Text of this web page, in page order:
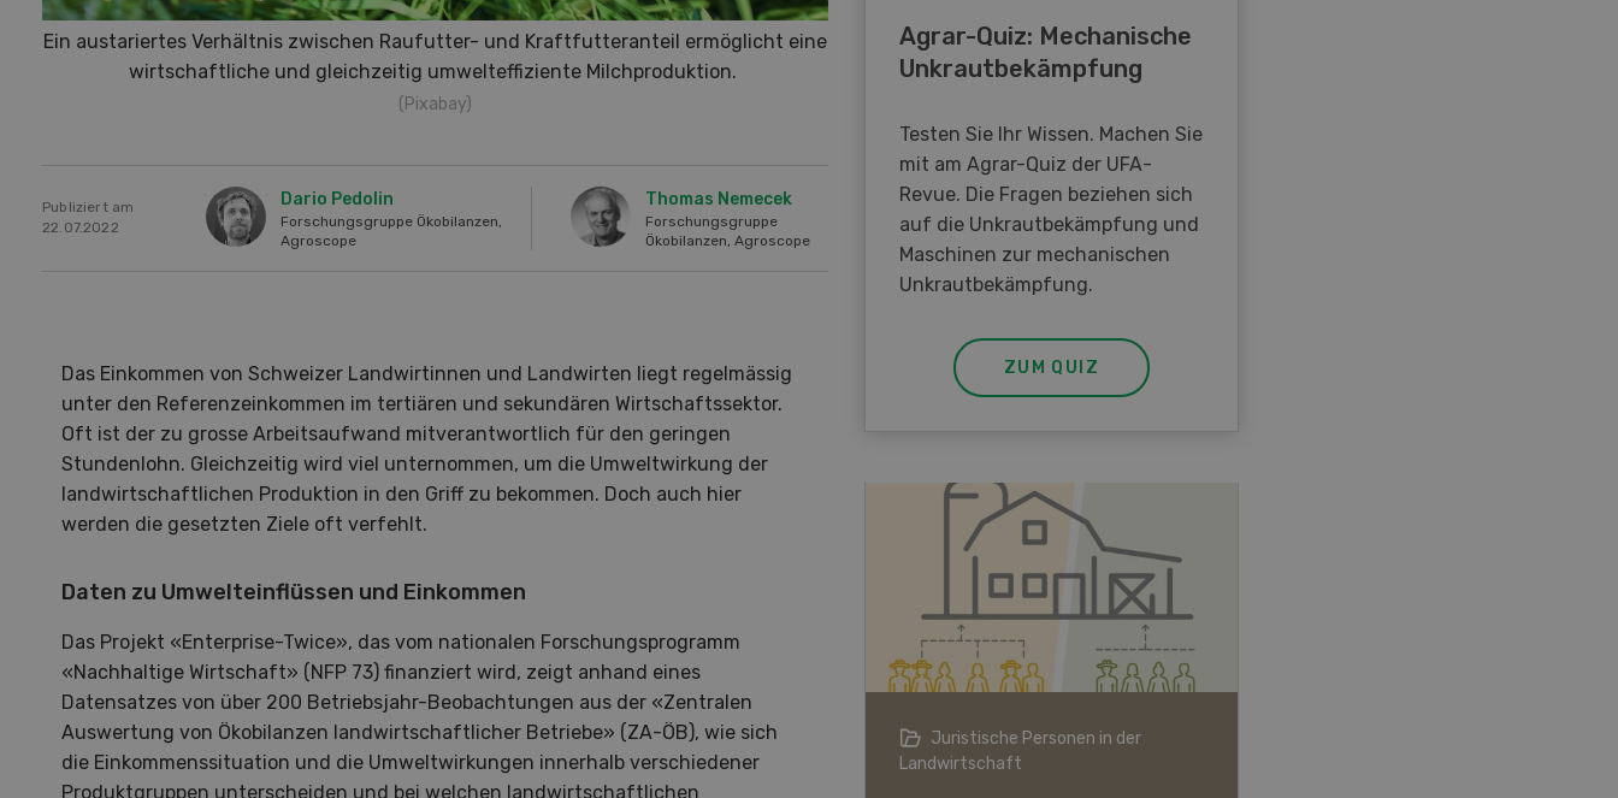
Ein austariertes Verhältnis zwischen Raufutter- und Kraftfutteranteil ermöglicht eine
wirtschaftliche und gleichzeitig umwelteffiziente Milchproduktion.
(Pixabay)
Publiziert am
22.07.2022
Dario Pedolin
Forschungsgruppe Ökobilanzen,
Agroscope
Thomas Nemecek
Forschungsgruppe
Ökobilanzen, Agroscope
Das Einkommen von Schweizer Landwirtinnen und Landwirten liegt regelmässig
unter den Referenzeinkommen im tertiären und sekundären Wirtschaftssektor.
Oft ist der zu grosse Arbeitsaufwand mitverantwortlich für den geringen
Stundenlohn. Gleichzeitig wird viel unternommen, um die Umweltwirkung der
landwirtschaftlichen Produktion in den Griff zu bekommen. Doch auch hier
werden die gesetzten Ziele oft verfehlt.
Daten zu Umwelteinflüssen und Einkommen
Das Projekt «Enterprise-Twice», das vom nationalen Forschungsprogramm
«Nachhaltige Wirtschaft» (NFP 73) finanziert wird, zeigt anhand eines
Datensatzes von über 200 Betriebsjahr-Beobachtungen aus der «Zentralen
Auswertung von Ökobilanzen landwirtschaftlicher Betriebe» (ZA-ÖB), wie sich
die Einkommenssituation und die Umweltwirkungen innerhalb verschiedener
Produktgruppen unterscheiden und bei welchen landwirtschaftlichen
Agrar-Quiz: Mechanische
Unkrautbekämpfung
Testen Sie Ihr Wissen. Machen Sie
mit am Agrar-Quiz der UFA-
Revue. Die Fragen beziehen sich
auf die Unkrautbekämpfung und
Maschinen zur mechanischen
Unkrautbekämpfung.
ZUM QUIZ
Hof in neuer Hand Landwirtschaft im Klimawandel
Juristische Personen in der
Landwirtschaft